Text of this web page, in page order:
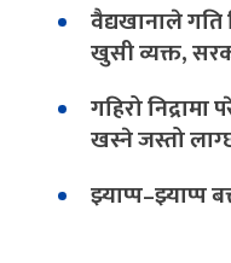
वैद्यखानाले गति
खुसी व्यक्त,
गहिरो
खस्ने जस्तो
झ्याप्प–झ्याप्प